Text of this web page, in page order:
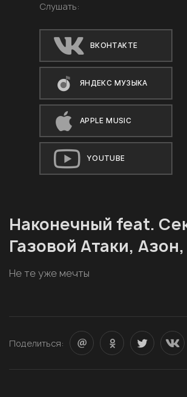
Слушать:
ВКОНТАКТЕ
ЯНДЕКС МУЗЫКА
APPLE MUSIC
YOUTUBE
Наконечный feat.
Газовой Атаки,
Не те уже мечты
Поделиться: